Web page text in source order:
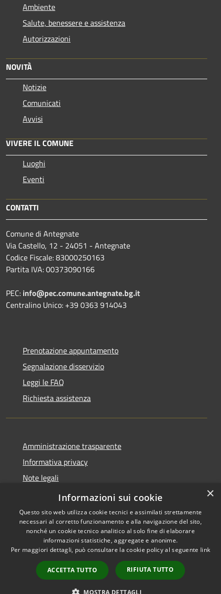
Ambiente
Salute, benessere e assistenza
Autorizzazioni
NOVITÀ
Notizie
Comunicati
Avvisi
VIVERE IL COMUNE
Luoghi
Eventi
CONTATTI
Comune di Antegnate
Via Castello, 12 - 24051 - Antegnate
Codice Fiscale: 83000250163
Partita IVA: 00373090166
PEC: info@pec.comune.antegnate.bg.it
Centralino Unico: +39 0363 914043
Prenotazione appuntamento
Segnalazione disservizio
Leggi le FAQ
Richiesta assistenza
Amministrazione trasparente
Informativa privacy
Note legali
Dichiarazione di accessibilità
Accessibilità
Copyright © 2026 • Comune di
Antegnate • Powered by
Municipium•
Accesso
redazione
×
Informazioni sui cookie
Questo sito web utilizza cookie tecnici e assimilati strettamente
necessari al corretto funzionamento e alla navigazione del sito,
nonché un cookie tecnico analitico al solo fine di elaborare
informazioni statistiche, aggregate e anonime.
Per maggiori dettagli, può consultare la cookie policy al seguente link
ACCETTA TUTTO RIFIUTA TUTTO
MOSTRA DETTAGLI